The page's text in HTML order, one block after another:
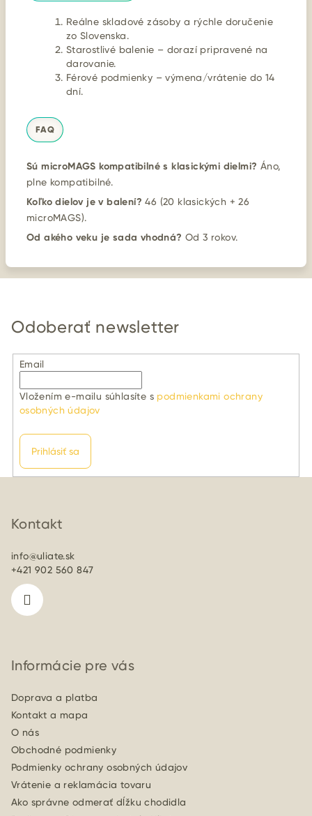
Reálne skladové zásoby a rýchle doručenie
zo Slovenska.
Starostlivé balenie – dorazí pripravené na
darovanie.
Férové podmienky – výmena/vrátenie do 14
dní.
FAQ
Sú microMAGS kompatibilné s klasickými dielmi? Áno,
plne kompatibilné.
Koľko dielov je v balení? 46 (20 klasických + 26
microMAGS).
Od akého veku je sada vhodná? Od 3 rokov.
Odoberať newsletter
Email
Vložením e-mailu súhlasíte s podmienkami ochrany
osobných údajov
Prihlásiť sa
Kontakt
info@uliate.sk
+421 902 560 847
Informácie pre vás
Doprava a platba
Kontakt a mapa
O nás
Obchodné podmienky
Podmienky ochrany osobných údajov
Vrátenie a reklamácia tovaru
Ako správne odmerať dĺžku chodidla